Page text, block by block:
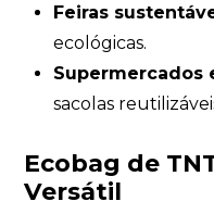
Feiras
ecológicas.
Supermercados
sacolas
Ecobag de
Versátil